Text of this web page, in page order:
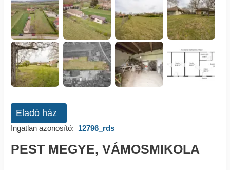
Eladó ház
Ingatlan azonosító: 12796_rds
PEST MEGYE, VÁMOSMIKOLA